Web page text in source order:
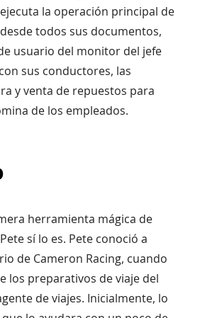
la operación principal de
todos sus documentos,
usuario del monitor del jefe
sus conductores, las
y venta de repuestos para
de los empleados.
herramienta mágica de
sí lo es. Pete conoció a
de Cameron Racing, cuando
los preparativos de viaje del
de viajes. Inicialmente, lo